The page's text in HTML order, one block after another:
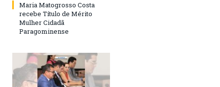
Maria Matogrosso Costa
recebe Título de Mérito
Mulher Cidadã
Paragominense